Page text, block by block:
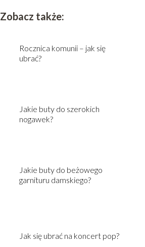
Zobacz także:
Rocznica komunii – jak się
ubrać?
Jakie buty do szerokich
nogawek?
Jakie buty do beżowego
garnituru damskiego?
Jak się ubrać na koncert pop?